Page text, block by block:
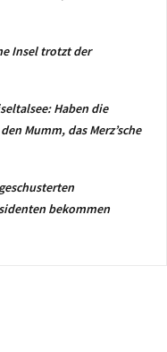
Insel trotzt der
Haben die
Mumm, das Merz’sche
bekommen